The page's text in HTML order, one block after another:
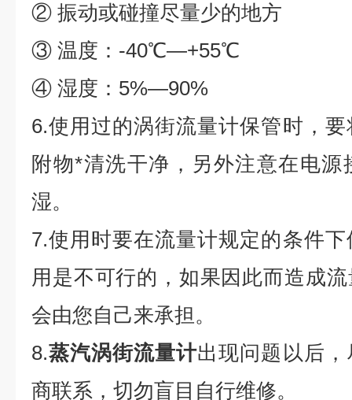
② 振动或碰撞尽量少的地方
③ 温度：-40℃—+55℃
④ 湿度：5%—90%
6.使用过的涡街流量计保管时，
附物*清洗干净，另外注意在电
湿。
7.使用时要在流量计规定的条件
用是不可行的，如果因此而造成
会由您自己来承担。
8.蒸汽涡街流量计出现问题以后
商联系，切勿盲目自行维修。